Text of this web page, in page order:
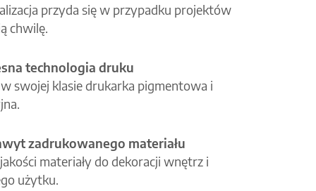
przyda się w przypadku projektów
chwilę.
technologia druku
swojej klasie drukarka pigmentowa i
zadrukowanego materiału
materiały do dekoracji wnętrz i
użytku.